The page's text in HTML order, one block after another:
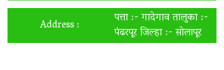
Address : पत्ता :- गादेगाव तालुका :-
पंढरपूर जिल्हा :- सोलापूर